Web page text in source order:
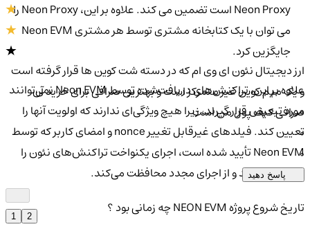
Neon Proxy است تضمین می کند. علاوه بر این، Neon Proxy را
می توان با یک کتابخانه مشتری توسط هر مشتری Neon EVM
جایگزین کرد.
علاوه بر این، تراکنش‌های دریافت‌شده توسط Neon EVM نمی‌توانند
مورد تبعیض قرار گیرند، زیرا هیچ ویژگی‌ای ندارند که اولویت آنها را
تعیین کند. فیلدهای غیرقابل تغییر nonce و امضای کاربر که توسط
Neon EVM تأیید شده است، اجرای یکنواخت تراکنش‌های نئون را
تضمین می‌کند و از اجرای مجدد محافظت می‌کند.
تاریخ شروع پروژه NEON EVM چه زمانی بود ؟
ارز دیجیتال نئون ای وی ام که در دسته شت کوین ها قرار گرفته است
و یک میم کوین غیر متمرکز است و بهترین صرافی برای خرید آن
صرافی کیف پول من است
پاسخ دهید